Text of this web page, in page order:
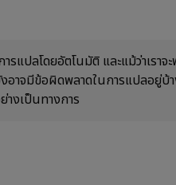
รแปลโดยอัตโนมัติ และแม้ว่าเรา
อาจมีข้อผิดพลาดในการแปลอยู่
างเป็นทางการ